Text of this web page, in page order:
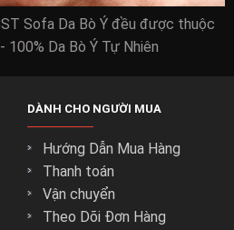
Sofa Da Bò Ý đều được thuộc
Da Bò Ý Tự Nhiên
DÀNH CHO NGƯỜI MUA
Hướng Dẫn Mua Hàng
Thanh toán
Vận chuyển
Theo Dõi Đơn Hàng